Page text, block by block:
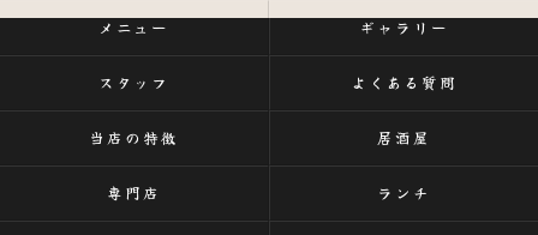
メニュー ギャラリー
スタッフ よくある質問
当店の特徴 居酒屋
専門店 ランチ